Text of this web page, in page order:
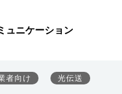
ュニケーション
者向け 光伝送